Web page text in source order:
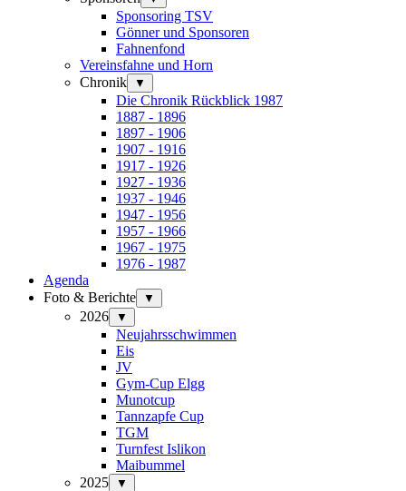
Sponsoring TSV
Gönner und Sponsoren
Fahnenfond
Vereinsfahne und Horn
Chronik
▼
Die Chronik Rückblick 1987
1887 - 1896
1897 - 1906
1907 - 1916
1917 - 1926
1927 - 1936
1937 - 1946
1947 - 1956
1957 - 1966
1967 - 1975
1976 - 1987
Agenda
Foto & Berichte
▼
2026 ▼
Neujahrsschwimmen
Eis
JV
Gym-Cup Elgg
Munotcup
Tannzapfe Cup
TGM
Turnfest Islikon
Maibummel
2025
▼